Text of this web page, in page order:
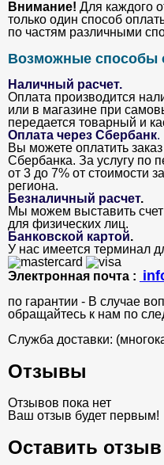
Внимание! Для каждого
только один способ
по частям различными
Возможные способы
Наличный расчет.
Оплата производится
или в магазине при
передается товарный и
Оплата через Сбербанк.
Вы можете оплатить
Сбербанка. За услугу по
от 3 до 7% от стоимости
региона.
Безналичный расчет.
Мы можем выставить счет
для физических лиц.
Банковской картой.
У нас имеется терминал
Электронная почта :
по гарантии - В случае
обращайтесь к нам по
Служба доставки:
Отзывы
Отзывов пока нет
Ваш отзыв будет первым!
Оставить отзыв